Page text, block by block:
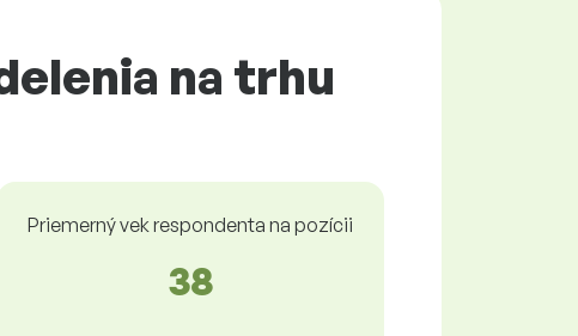
na trhu
Priemerný vek respondenta na pozícii
38